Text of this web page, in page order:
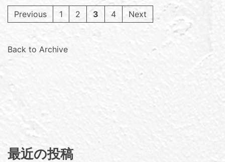
Previous
1 2 3 4 Next
Back to Archive
最近の投稿